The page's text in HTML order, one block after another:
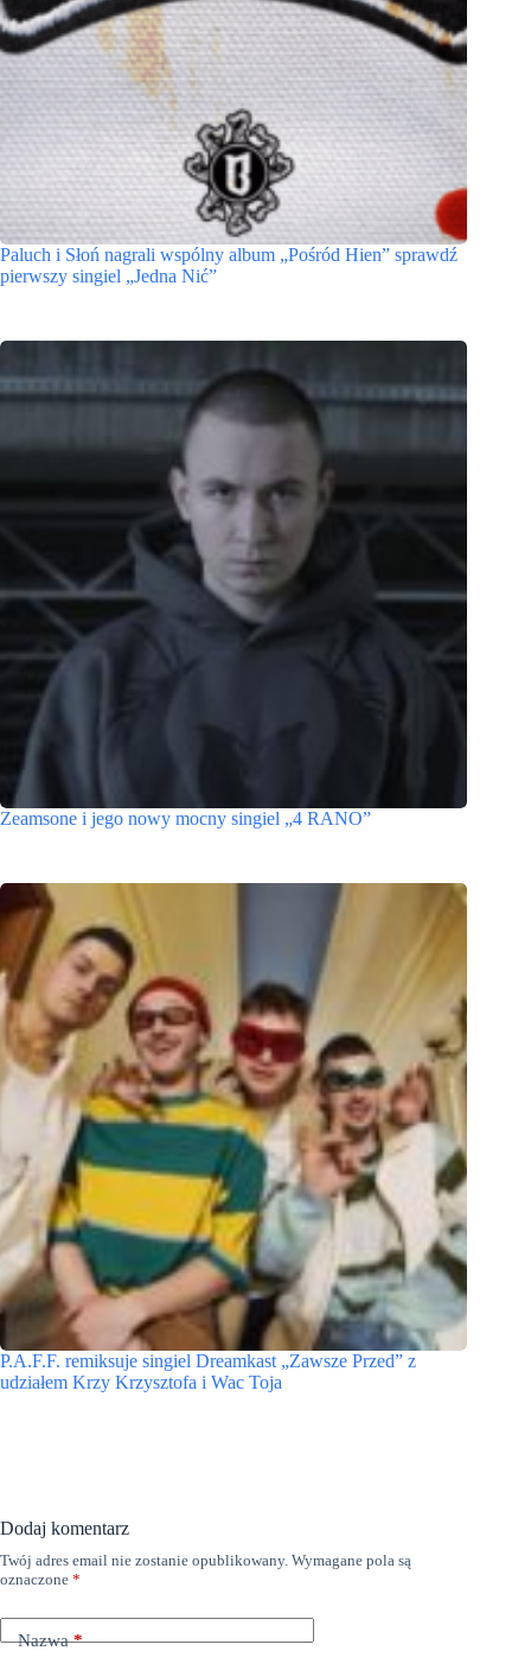
Paluch i Słoń nagrali wspólny album „Pośród Hien” sprawdź
pierwszy singiel „Jedna Nić”
Zeamsone i jego nowy mocny singiel „4 RANO”
P.A.F.F. remiksuje singiel Dreamkast „Zawsze Przed” z
udziałem Krzy Krzysztofa i Wac Toja
Dodaj komentarz
Twój adres email nie zostanie opublikowany. Wymagane pola są
oznaczone *
Nazwa*